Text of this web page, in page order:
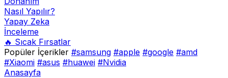
Nasıl Yapılır?
Yapay Zeka
İnceleme
🔥 Sıcak Fırsatlar
Popüler İçerikler #samsung #apple #google #amd
#Xiaomi #asus #huawei #Nvidia
Anasayfa